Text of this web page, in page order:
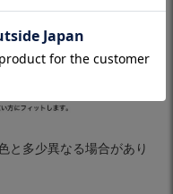
と多少異なる場合があり